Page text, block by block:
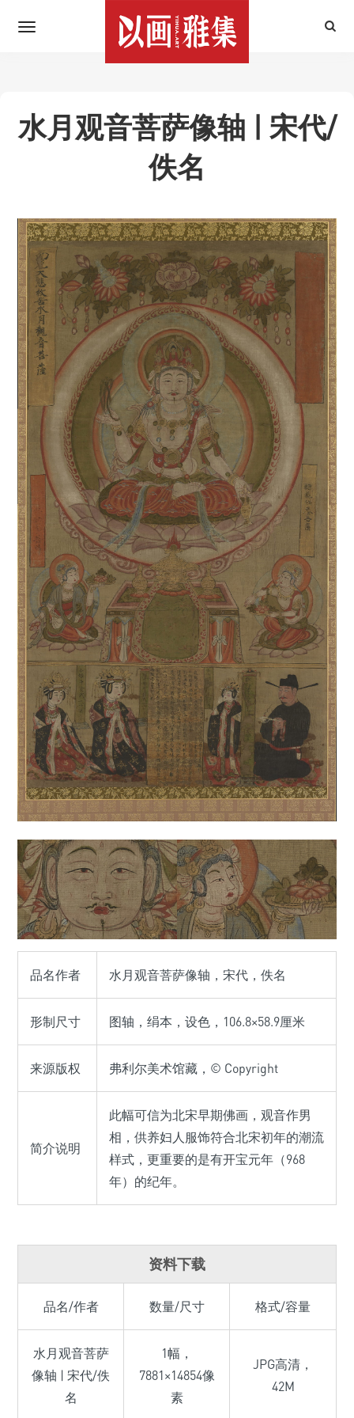
水月观音菩萨像轴 | 宋代/
佚名
品名作者 水月观音菩萨像轴，宋代，佚名
形制尺寸 图轴，绢本，设色，106.8×58.9厘米
来源版权 弗利尔美术馆藏，© Copyright
简介说明
此幅可信为北宋早期佛画，观音作男
相，供养妇人服饰符合北宋初年的潮流
样式，更重要的是有开宝元年（968
年）的纪年。
资料下载
品名/作者 数量/尺寸 格式/容量
水月观音菩萨
像轴 | 宋代/佚
名
1幅，
7881×14854像
素
JPG高清，
42M